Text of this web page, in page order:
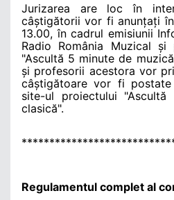
Jurizarea are loc în
câștigătorii vor fi anunțați
13.00, în cadrul emisiunii
Radio România Muzical
"Ascultă 5 minute de
și profesorii acestora vor
câștigătoare vor fi
site-ul proiectului "Ascultă
clasică".
Regulamentul complet al